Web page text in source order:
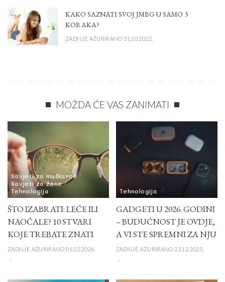
KAKO SAZNATI SVOJ JMBG U SAMO 3
KORAKA?
ZADNJE AŽURIRANO 31.10.2022.
MOŽDA ĆE VAS ZANIMATI
Savjeti za muškarce
Savjeti za žene
Tehnologija
ŠTO IZABRATI: LEĆE ILI
NAOČALE? 10 STVARI
KOJE TREBATE ZNATI
ZADNJE AŽURIRANO 01.02.2026.
Tehnologija
GADGETI U 2026. GODINI
– BUDUĆNOST JE OVDJE,
A VI STE SPREMNI ZA NJU
ZADNJE AŽURIRANO 23.12.2025.